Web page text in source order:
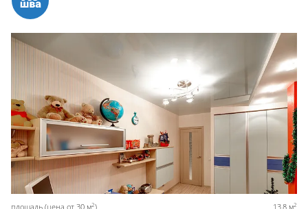
площадь (цена от 30 м2) 13,8 м2